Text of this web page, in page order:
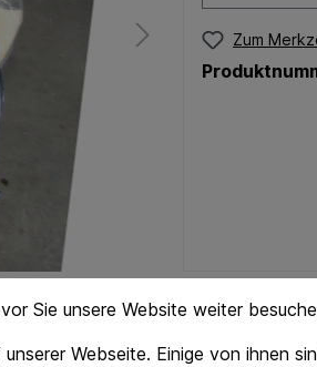
Zum
Sie unsere Website weiter
Webseite. Einige von ihnen